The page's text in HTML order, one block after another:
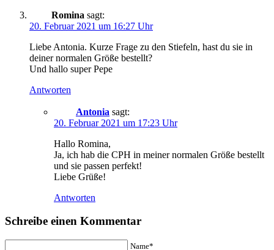
Romina sagt:
20. Februar 2021 um 16:27 Uhr
Liebe Antonia. Kurze Frage zu den Stiefeln, hast du sie in
deiner normalen Größe bestellt?
Und hallo super Pepe
Antworten
Antonia sagt:
20. Februar 2021 um 17:23 Uhr
Hallo Romina,
Ja, ich hab die CPH in meiner normalen Größe bestellt
und sie passen perfekt!
Liebe Grüße!
Antworten
Schreibe einen Kommentar
Name*